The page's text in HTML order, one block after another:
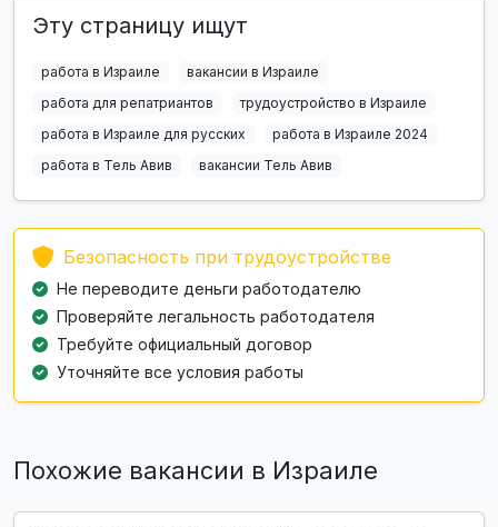
Эту страницу ищут
работа в Израиле
вакансии в Израиле
работа для репатриантов
трудоустройство в Израиле
работа в Израиле для русских
работа в Израиле 2024
работа в Тель Авив
вакансии Тель Авив
Безопасность при трудоустройстве
Не переводите деньги работодателю
Проверяйте легальность работодателя
Требуйте официальный договор
Уточняйте все условия работы
Похожие вакансии в Израиле